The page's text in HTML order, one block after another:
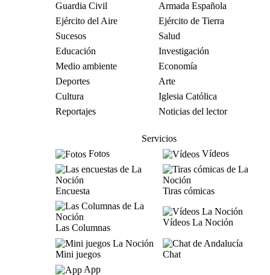
Guardia Civil
Armada Española
Ejército del Aire
Ejército de Tierra
Sucesos
Salud
Educación
Investigación
Medio ambiente
Economía
Deportes
Arte
Cultura
Iglesia Católica
Reportajes
Noticias del lector
Servicios
Fotos
Vídeos
Encuesta Tiras cómicas
Las Columnas
Vídeos La Noción
Mini juegos
Chat
App